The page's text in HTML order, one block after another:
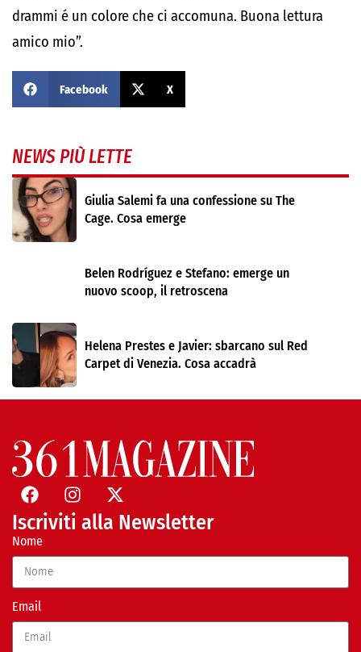
drammi é un colore che ci accomuna. Buona lettura
amico mio”.
Facebook X
NEWS PIÙ LETTE
Giulia Salemi fa una confessione su The
Cage. Cosa emerge
Belen Rodríguez e Stefano: emerge un
nuovo scoop, il retroscena
Helena Prestes e Javier: sbarcano sul Red
Carpet di Venezia. Cosa accadrà
Iscriviti alla Newsletter
Nome
Email